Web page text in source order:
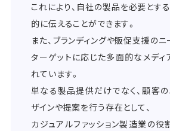
これにより、自社の製品を必要とす
的に伝えることができます。
また、ブランディングや販促支援のニ
ターゲットに応じた多面的なメデ
れています。
単なる製品提供だけでなく、顧客
ザインや提案を行う存在として、
カジュアルファッション製造業の